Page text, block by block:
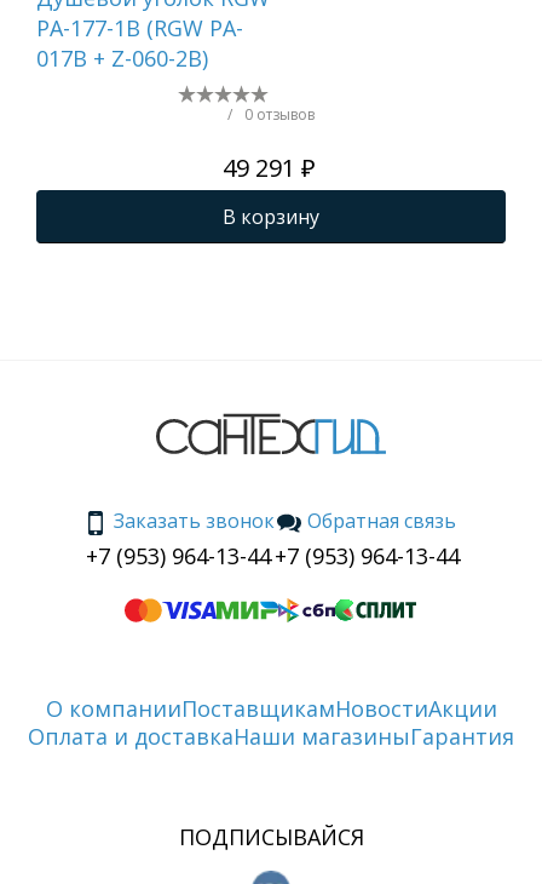
PA-177-1B (RGW PA-
017B + Z-060-2B)
/ 0 отзывов
49 291 ₽
В корзину
Заказать звонок
+7 (953) 964-13-44
Обратная связь
+7 (953) 964-13-44
О компанииПоставщикамНовостиАкции
Оплата и доставкаНаши магазиныГарантия
ПОДПИСЫВАЙСЯ